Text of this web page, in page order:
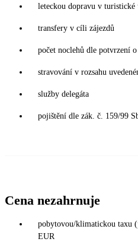
leteckou dopravu v
transfery v cíli zájezdů
počet noclehů dle potvrzení o
stravování v rozsahu
služby delegáta
pojištění dle zák. č. 159/99
Cena nezahrnuje
pobytovou/klimatickou taxu
EUR